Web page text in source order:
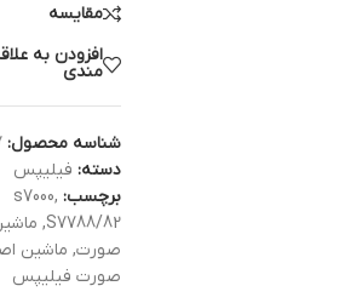
مقایسه
افزودن به
مندی
شناسه محصول:
دسته: فیلیپس
برچسب: s7000,
ُS7788/82,
صورت, ماشین
صورت فیلیپس